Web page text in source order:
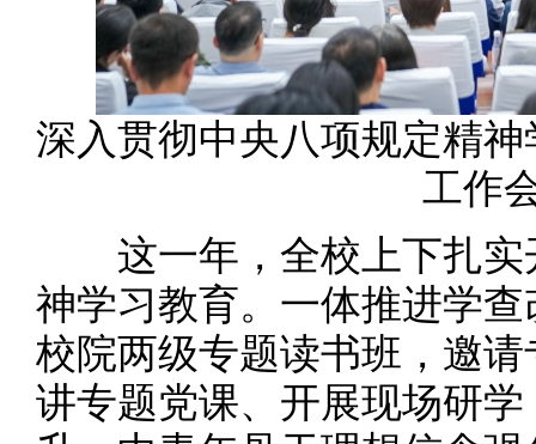
深入贯彻中央八项规定精
工作
这一年，全校上下扎实
神学习教育。一体推进学
校院两级专题读书班，邀
讲专题党课、开展现场研